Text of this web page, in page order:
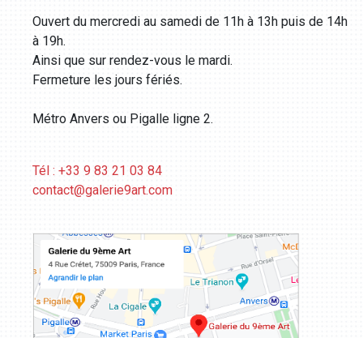
Ouvert du mercredi au samedi de 11h à 13h puis de 14h
à 19h.
Ainsi que sur rendez-vous le mardi.
Fermeture les jours fériés.
Métro Anvers ou Pigalle ligne 2.
Tél : +33 9 83 21 03 84
contact@galerie9art.com